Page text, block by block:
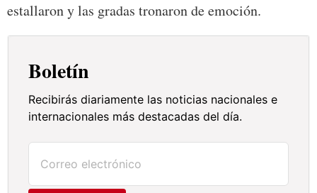
estallaron y las gradas tronaron de emoción.
Boletín
Recibirás diariamente las noticias nacionales e
internacionales más destacadas del día.